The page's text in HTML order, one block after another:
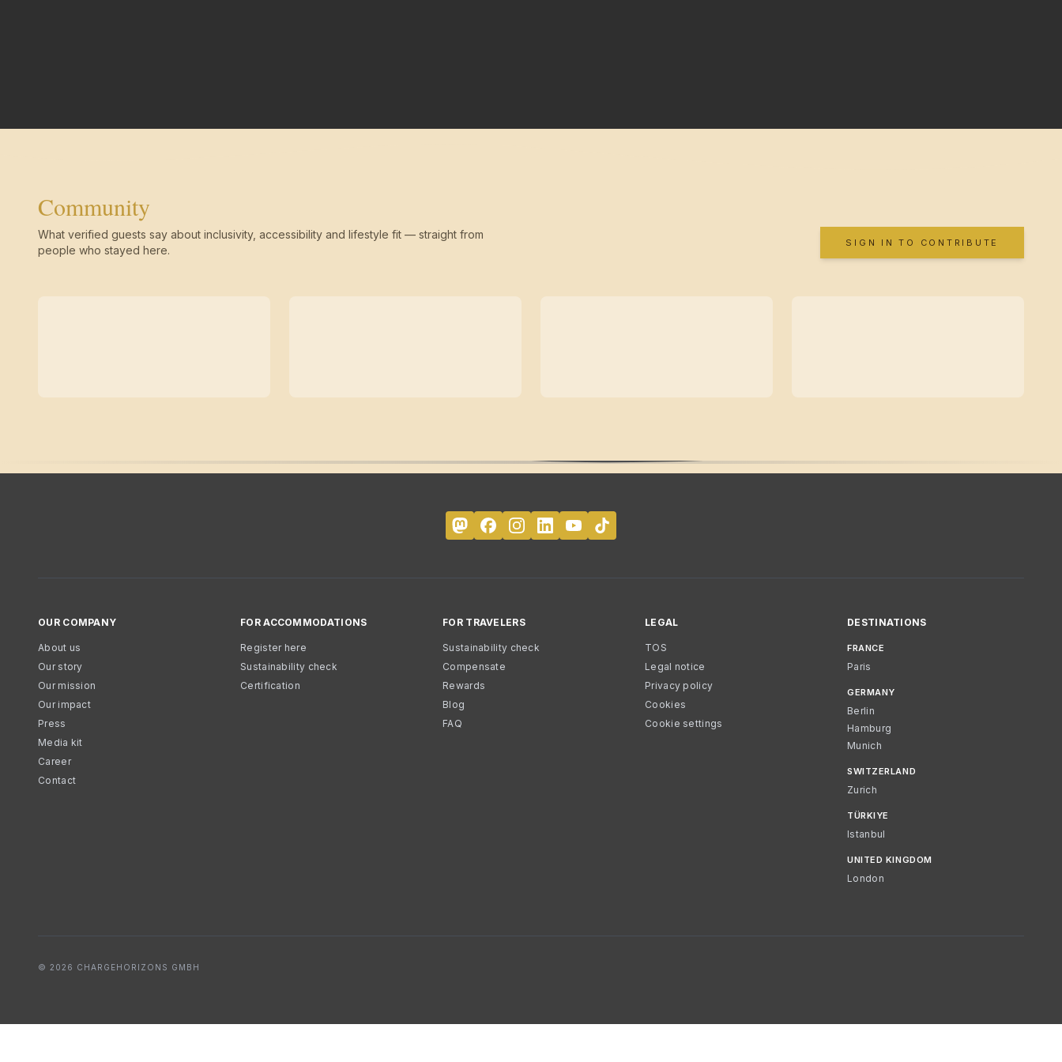
Community
What verified guests say about inclusivity, accessibility and lifestyle fit — straight from
people who stayed here.
SIGN IN TO CONTRIBUTE
OUR COMPANY
About us
Our story
Our mission
Our impact
Press
Media kit
Career
Contact
FOR ACCOMMODATIONS
Register here
Sustainability check
Certification
FOR TRAVELERS
Sustainability check
Compensate
Rewards
Blog
FAQ
LEGAL
TOS
Legal notice
Privacy policy
Cookies
Cookie settings
DESTINATIONS
FRANCE
Paris
GERMANY
Berlin
Hamburg
Munich
SWITZERLAND
Zurich
TÜRKIYE
Istanbul
UNITED KINGDOM
London
© 2026 CHARGEHORIZONS GMBH